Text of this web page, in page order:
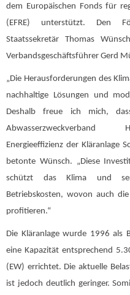
dem Europäischen Fonds für
(EFRE) unterstützt. Den
Staatssekretär Thomas
Verbandsgeschäftsführer Gerd
„Die Herausforderungen des
nachhaltige Lösungen und
Deshalb freue ich mich,
Energieeffizienz der Kläranlage
betonte Wünsch. „Diese
schützt das Klima und
Betriebskosten, wovon auch
profitieren.“
Die Kläranlage wurde 1996 als
eine Kapazität entsprechend
(EW) errichtet. Die aktuelle
ist jedoch deutlich geringer.